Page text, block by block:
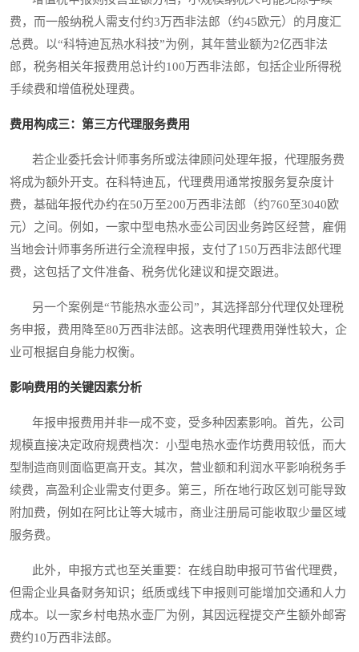
费，而一般纳税人需支付约3万西非法郎（约45欧元）的月度汇
总费。以“科特迪瓦热水科技”为例，其年营业额为2亿西非法
郎，税务相关年报费用总计约100万西非法郎，包括企业所得税
手续费和增值税处理费。
费用构成三：第三方代理服务费用
若企业委托会计师事务所或法律顾问处理年报，代理服务费
将成为额外开支。在科特迪瓦，代理费用通常按服务复杂度计
费，基础年报代办约在50万至200万西非法郎（约760至3040欧
元）之间。例如，一家中型电热水壶公司因业务跨区经营，雇佣
当地会计师事务所进行全流程申报，支付了150万西非法郎代理
费，这包括了文件准备、税务优化建议和提交跟进。
另一个案例是“节能热水壶公司”，其选择部分代理仅处理税
务申报，费用降至80万西非法郎。这表明代理费用弹性较大，企
业可根据自身能力权衡。
影响费用的关键因素分析
年报申报费用并非一成不变，受多种因素影响。首先，公司
规模直接决定政府规费档次：小型电热水壶作坊费用较低，而大
型制造商则面临更高开支。其次，营业额和利润水平影响税务手
续费，高盈利企业需支付更多。第三，所在地行政区划可能导致
附加费，例如在阿比让等大城市，商业注册局可能收取少量区域
服务费。
此外，申报方式也至关重要：在线自助申报可节省代理费，
但需企业具备财务知识；纸质或线下申报则可能增加交通和人力
成本。以一家乡村电热水壶厂为例，其因远程提交产生额外邮寄
费约10万西非法郎。